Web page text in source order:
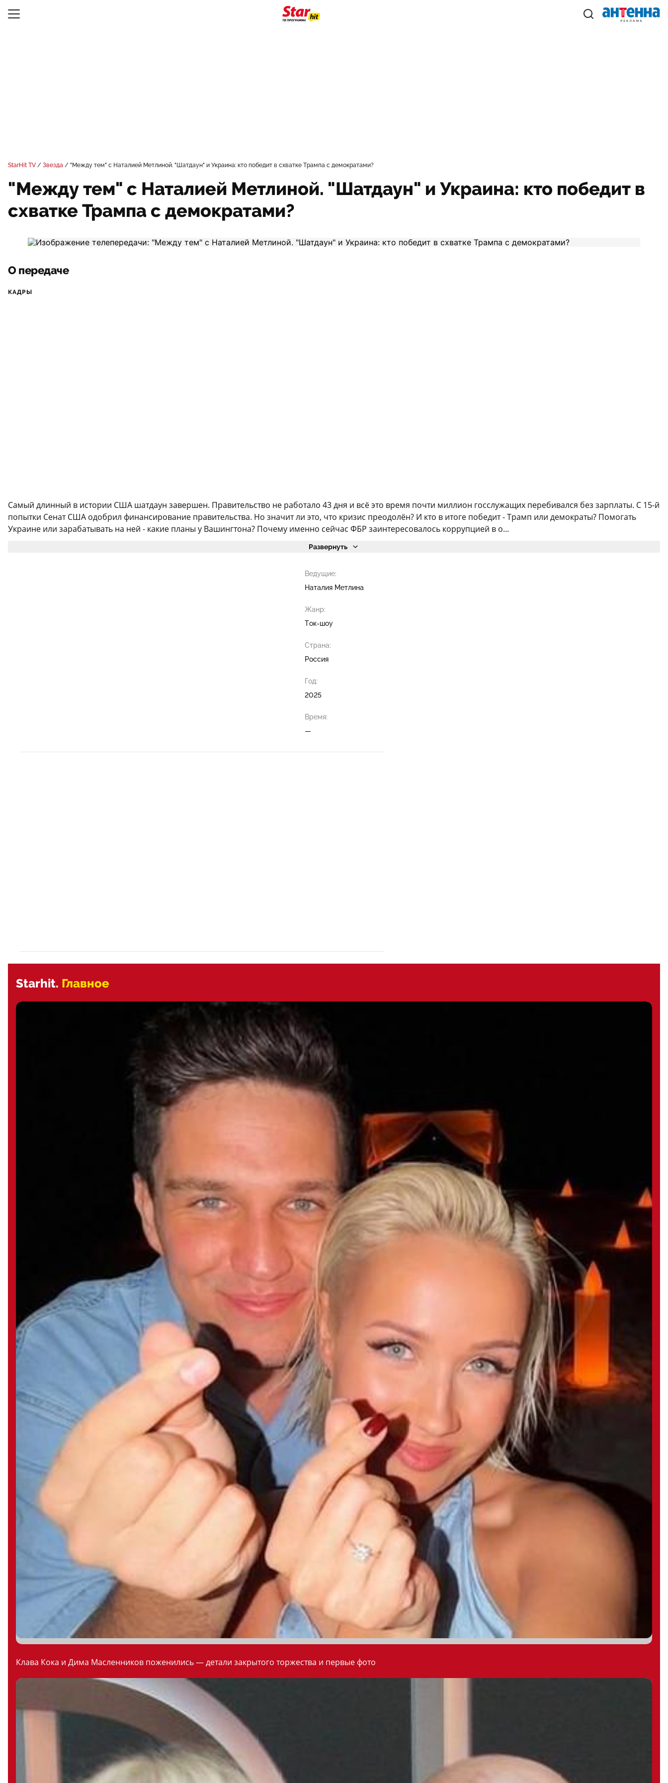
StarHit TV Звезда "Между тем" с Наталией Метлиной. "Шатдаун" и Украина: кто победит в схватке Трампа с демократами?
"Между тем" с Наталией Метлиной. "Шатдаун" и Украина: кто победит в
схватке Трампа с демократами?
О передаче
КАДРЫ
Самый длинный в истории США шатдаун завершен. Правительство не работало 43 дня и всё это время почти миллион госслужащих перебивался без зарплаты. С 15-й
попытки Сенат США одобрил финансирование правительства. Но значит ли это, что кризис преодолён? И кто в итоге победит - Трамп или демократы? Помогать
Украине или зарабатывать на ней - какие планы у Вашингтона? Почему именно сейчас ФБР заинтересовалось коррупцией в о...
Развернуть
Ведущие:
Наталия Метлина
Жанр:
Ток-шоу
Страна:
Россия
Год:
2025
Время:
—
Starhit. Главное
Клава Кока и Дима Масленников поженились — детали закрытого торжества и первые фото